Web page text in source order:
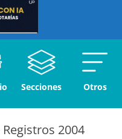
Secciones Otros
2004